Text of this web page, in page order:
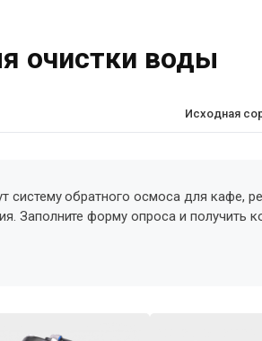
очистки воды
Исходная
систему обратного осмоса для кафе,
Заполните форму опроса и получить